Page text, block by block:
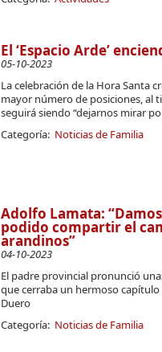
El ‘Espacio Arde’
05-10-2023
La celebración de la Hora Santa
mayor número de posiciones, al
seguirá siendo “dejarnos mirar
Categoría: Noticias de Familia
Adolfo Lamata:
podido compartir el
arandinos”
04-10-2023
El padre provincial pronunció
que cerraba un hermoso
Duero
Categoría: Noticias de Familia